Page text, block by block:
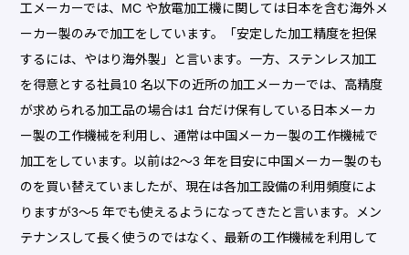
工メーカーでは、MC や放電加工機に関しては日本を含む海外メ
ーカー製のみで加工をしています。「安定した加工精度を担保
するには、やはり海外製」と言います。一方、ステンレス加工
を得意とする社員10 名以下の近所の加工メーカーでは、高精度
が求められる加工品の場合は1 台だけ保有している日本メーカ
ー製の工作機械を利用し、通常は中国メーカー製の工作機械で
加工をしています。以前は2～3 年を目安に中国メーカー製のも
のを買い替えていましたが、現在は各加工設備の利用頻度によ
りますが3～5 年でも使えるようになってきたと言います。メン
テナンスして長く使うのではなく、最新の工作機械を利用して